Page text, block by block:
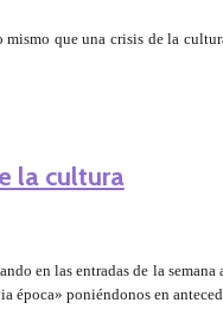
que una crisis de la
la cultura
en las entradas de la
época» poniéndonos en